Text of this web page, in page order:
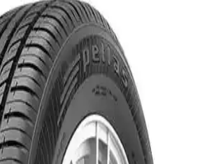
4S 2 H750, dört mevsim kullanım
ve dayanıklı bir otomobil
ve düşük gürültü seviyeleri ile güvenli ve
82T G Fit 4s LH71 Dört
Güvenilir Performans
G Fit 4s LH71, tüm hava koşullarında
sağlayan yüksek performanslı dört
ve kırsal sürüşler için ideal.